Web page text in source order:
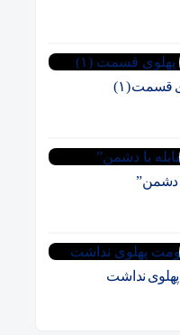
قسمت (۱)
دشمن”
نداشت